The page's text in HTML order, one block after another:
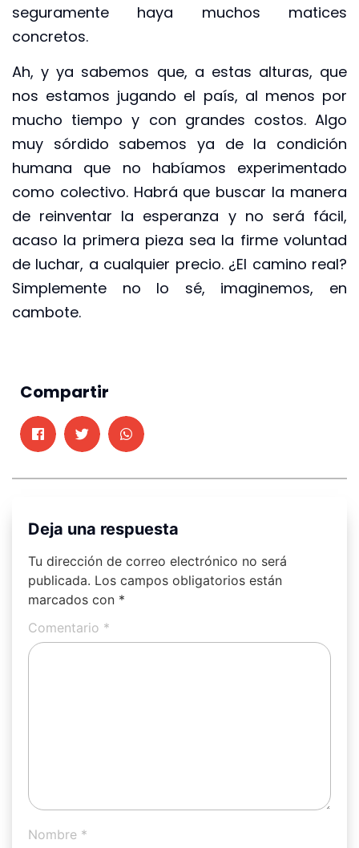
seguramente haya muchos matices
concretos.
Ah, y ya sabemos que, a estas alturas, que
nos estamos jugando el país, al menos por
mucho tiempo y con grandes costos. Algo
muy sórdido sabemos ya de la condición
humana que no habíamos experimentado
como colectivo. Habrá que buscar la manera
de reinventar la esperanza y no será fácil,
acaso la primera pieza sea la firme voluntad
de luchar, a cualquier precio. ¿El camino real?
Simplemente no lo sé, imaginemos, en
cambote.
Compartir
Deja una respuesta
Tu dirección de correo electrónico no será
publicada. Los campos obligatorios están
marcados con *
Comentario *
Nombre *